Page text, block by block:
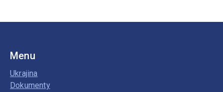
Menu
Ukrajina
Dokumenty